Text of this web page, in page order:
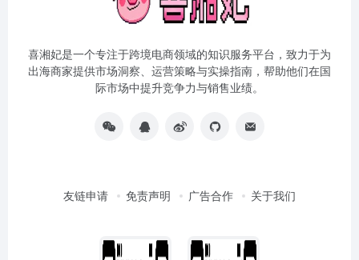
喜湘妃是一个专注于跨境电商领域的知识服务平台，致力于为
出海商家提供市场洞察、运营策略与实操指南，帮助他们在国
际市场中提升竞争力与销售业绩。
友链申请 免责声明 广告合作 关于我们